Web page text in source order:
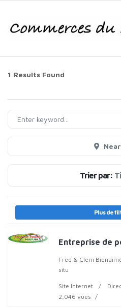
1 Results Found
Trier par:
Plus de
Entreprise de
Fred & Clem
situ
Site Internet
2,046 vues